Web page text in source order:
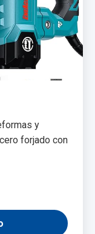
y
forjado con